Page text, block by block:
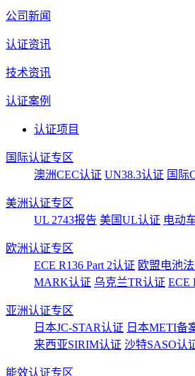
公司新闻
认证资讯
技术资讯
认证案例
认证项目
国际认证专区
澳洲CEC认证 UN38.3认证 国际
美洲认证专区
UL 2743报告 美国UL认证 电动
欧洲认证专区
ECE R136 Part 2认证 欧盟电池
MARK认证 乌克兰TR认证 ECE
亚洲认证专区
日本JC-STAR认证 日本METI备
来西亚SIRIM认证 沙特SASO认
能效认证专区